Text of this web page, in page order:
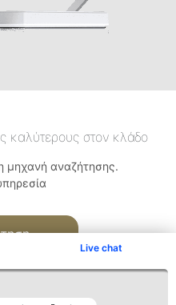
Live chat
καλύτερους στον κλάδο
μηχανή αναζήτησης.